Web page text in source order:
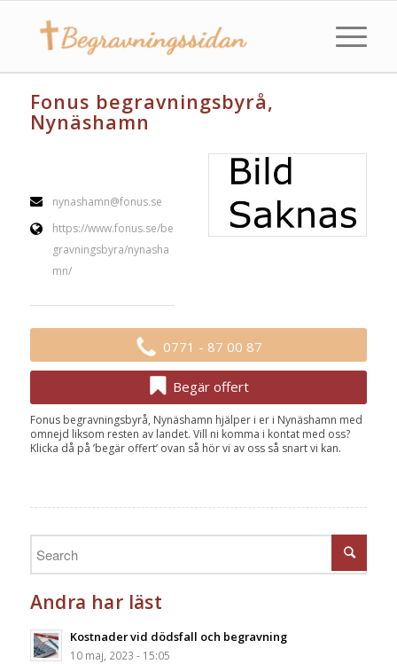
Fonus begravningsbyrå,
Nynäshamn
nynashamn@fonus.se
https://www.fonus.se/be
gravningsbyra/nynasha
mn/
0771 - 87 00 87
Begär offert
Fonus begravningsbyrå, Nynäshamn hjälper i er i Nynäshamn med
omnejd liksom resten av landet. Vill ni komma i kontat med oss?
Klicka då på ’begär offert’ ovan så hör vi av oss så snart vi kan.
Andra har läst
Kostnader vid dödsfall och begravning
10 maj, 2023 - 15:05